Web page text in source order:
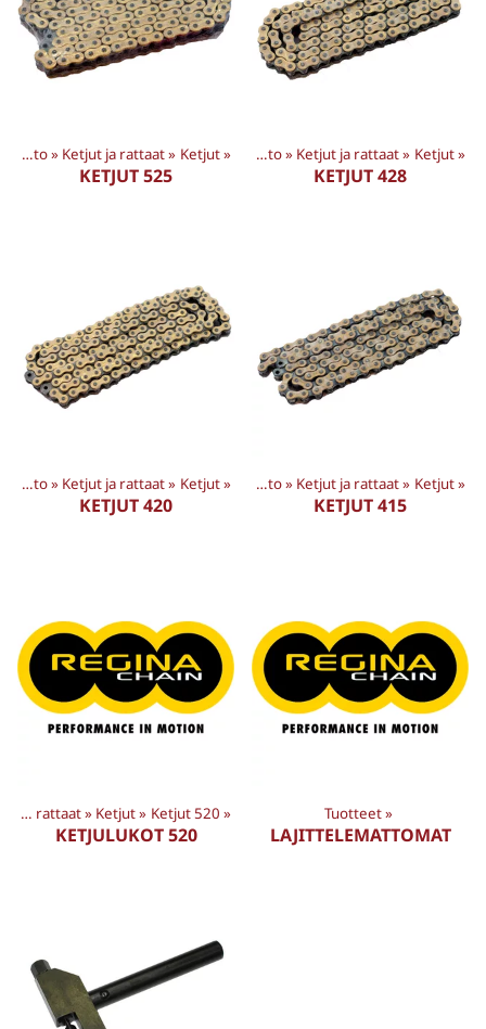
Voimansiirto‪» Ketjut ja rattaat‪» Ketjut‪»
KETJUT 525
Tuotteet‪»MP tarvikkeet‪» Voimansiirto‪» Ketjut ja rattaat‪» Ketjut‪»
KETJUT 428
Voimansiirto‪» Ketjut ja rattaat‪» Ketjut‪»
KETJUT 420
Tuotteet‪»MP tarvikkeet‪» Voimansiirto‪» Ketjut ja rattaat‪» Ketjut‪»
KETJUT 415
Ketjut ja rattaat‪» Ketjut‪» Ketjut 520 ‪»
KETJULUKOT 520
Tuotteet‪»
LAJITTELEMATTOMAT